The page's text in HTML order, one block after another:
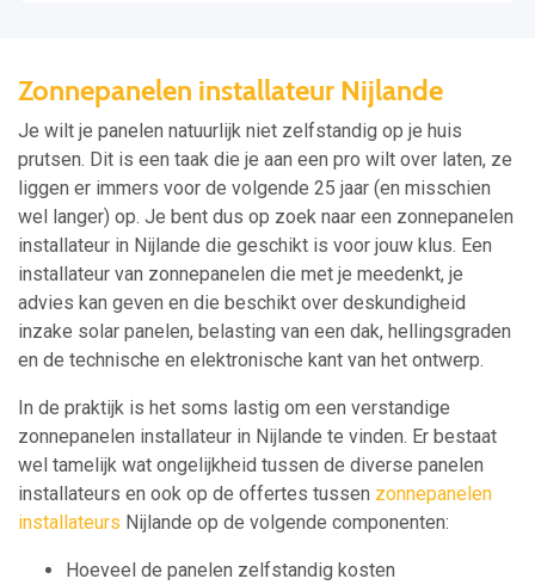
Zonnepanelen installateur Nijlande
Je wilt je panelen natuurlijk niet zelfstandig op je huis
prutsen. Dit is een taak die je aan een pro wilt over laten, ze
liggen er immers voor de volgende 25 jaar (en misschien
wel langer) op. Je bent dus op zoek naar een zonnepanelen
installateur in Nijlande die geschikt is voor jouw klus. Een
installateur van zonnepanelen die met je meedenkt, je
advies kan geven en die beschikt over deskundigheid
inzake solar panelen, belasting van een dak, hellingsgraden
en de technische en elektronische kant van het ontwerp.
In de praktijk is het soms lastig om een verstandige
zonnepanelen installateur in Nijlande te vinden. Er bestaat
wel tamelijk wat ongelijkheid tussen de diverse panelen
installateurs en ook op de offertes tussen zonnepanelen
installateurs Nijlande op de volgende componenten:
Hoeveel de panelen zelfstandig kosten